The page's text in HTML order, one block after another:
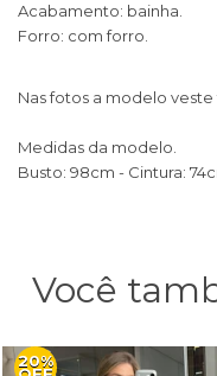
Acabamento: bainha.
Forro: com forro.
Nas fotos a modelo
Medidas da modelo.
Busto: 98cm - Cintura:
Você
20%